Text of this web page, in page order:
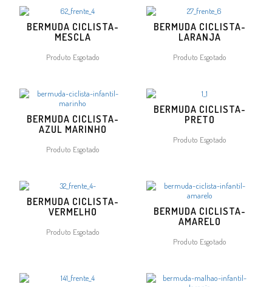
BERMUDA CICLISTA-
MESCLA
Produto Esgotado
BERMUDA CICLISTA-
LARANJA
Produto Esgotado
BERMUDA CICLISTA-
AZUL MARINHO
Produto Esgotado
BERMUDA CICLISTA-
PRETO
Produto Esgotado
BERMUDA CICLISTA-
VERMELHO
Produto Esgotado
BERMUDA CICLISTA-
AMARELO
Produto Esgotado